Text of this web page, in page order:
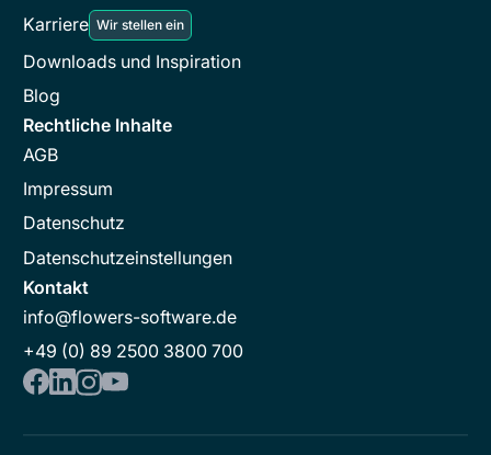
Karriere Wir stellen ein
Downloads und Inspiration
Blog
Rechtliche Inhalte
AGB
Impressum
Datenschutz
Datenschutzeinstellungen
Kontakt
info@flowers-software.de
+49 (0) 89 2500 3800 700